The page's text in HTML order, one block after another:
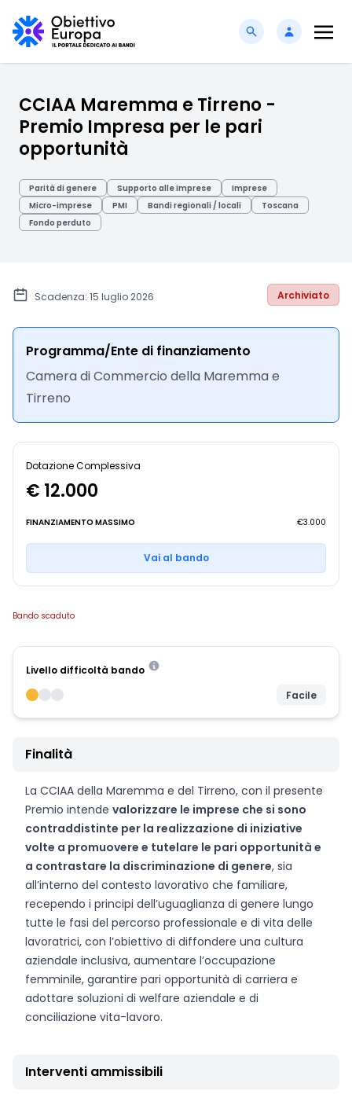
CCIAA Maremma e Tirreno -
Premio Impresa per le pari
opportunità
Parità di genere Supporto alle imprese
Imprese
Micro-imprese
PMI Bandi regionali / locali
Toscana
Fondo perduto
Scadenza: 15 luglio 2026 Archiviato
Programma/Ente di finanziamento
Camera di Commercio della Maremma e
Tirreno
Dotazione Complessiva
€ 12.000
FINANZIAMENTO MASSIMO €3.000
Vai al bando
Bando scaduto
Livello difficoltà bando
Facile
Finalità
La CCIAA della Maremma e del Tirreno, con il presente
Premio intende valorizzare le imprese che si sono
contraddistinte per la realizzazione di iniziative
volte a promuovere e tutelare le pari opportunità e
a contrastare la discriminazione di genere, sia
all’interno del contesto lavorativo che familiare,
recependo i principi dell’uguaglianza di genere lungo
tutte le fasi del percorso professionale e di vita delle
lavoratrici, con l’obiettivo di diffondere una cultura
aziendale inclusiva, aumentare l’occupazione
femminile, garantire pari opportunità di carriera e
adottare soluzioni di welfare aziendale e di
conciliazione vita-lavoro.
Interventi ammissibili